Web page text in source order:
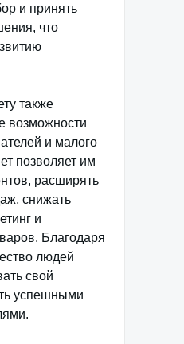
и принять
что
также
возможности
и малого
позволяет им
расширять
снижать
и
Благодаря
людей
свой
успешными